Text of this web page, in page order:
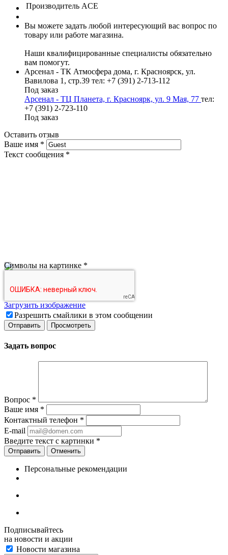
Производитель ACE
Вы можете задать любой интересующий вас вопрос по
товару или работе магазина.
Наши квалифицированные специалисты обязательно
вам помогут.
Арсенал - ТК Атмосфера дома, г. Красноярск, ул.
Вавилова 1, стр.39 тел: +7 (391) 2-713-112
Под заказ
Арсенал - ТЦ Планета, г. Красноярк, ул. 9 Мая, 77 тел:
+7 (391) 2-723-110
Под заказ
Оставить отзыв
Ваше имя *
Текст сообщения *
Символы на картинке *
Загрузить изображение
Разрешить смайлики в этом сообщении
Задать вопрос
Вопрос *
Ваше имя *
Контактный телефон *
E-mail
Введите текст с картинки *
Отменить
Персональные рекомендации
Подписывайтесь
на новости и акции
Новости магазина